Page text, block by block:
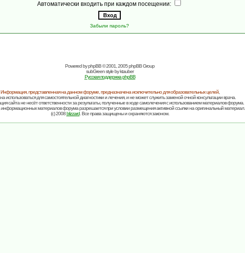
Автоматически входить при каждом посещении:
Забыли пароль?
Powered byphpBB© 2001, 2005 phpBB Group
subGreen style byktauber
Русская поддержка phpBB
Информация, представленная на данном форуме, предназначена исключительно для образовательных целей,
использоваться для самостоятельной диагностики и лечения, и не может служить заменой очной консультации врача.
сайта не несёт ответственности за результаты, полученные в ходе самолечения с использованием материалов форума.
информационных материалов форума разрешается при условии размещения активной ссылки на оригинальный материал.
(c) 2008blizzard. Все права защищены и охраняются законом.